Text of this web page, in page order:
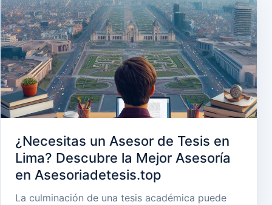
¿Necesitas un Asesor de Tesis en
Lima? Descubre la Mejor Asesoría
en Asesoriadetesis.top
La culminación de una tesis académica puede